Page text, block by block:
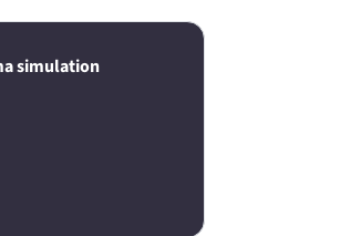
simulation